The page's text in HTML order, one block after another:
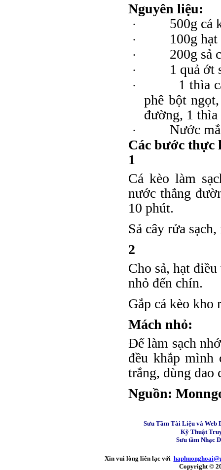
Nguyên liệu:
· 500g cá
· 100g
· 200g sả
· 1 quả ớt
·
1 thìa
phê bột
đường, 1 thìa
·
Nước
Các bước
1
Cá kèo làm
nước thắng
10 phút.
Sả cây rửa
2
Cho sả, hạt
nhỏ đến chín.
Gắp cá kèo kho
Mách nhỏ:
Để làm sạch
đều khắp mình
trắng, dùng dao
Nguồn:
Sưu Tầm Tài Liệu và Web
Kỹ Thuật
Sưu tầm Nhạc
Xin vui lòng liên lạc với
Copyright ©